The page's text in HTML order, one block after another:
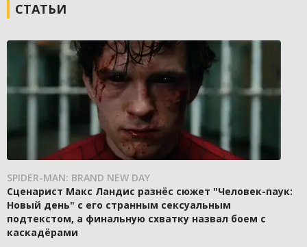
СТАТЬИ
SPIDER-MAN: BRAND NEW DAY
Сценарист Макс Ландис разнёс сюжет "Человек-паук:
Новый день" с его странным сексуальным
подтекстом, а финальную схватку назвал боем с
каскадёрами